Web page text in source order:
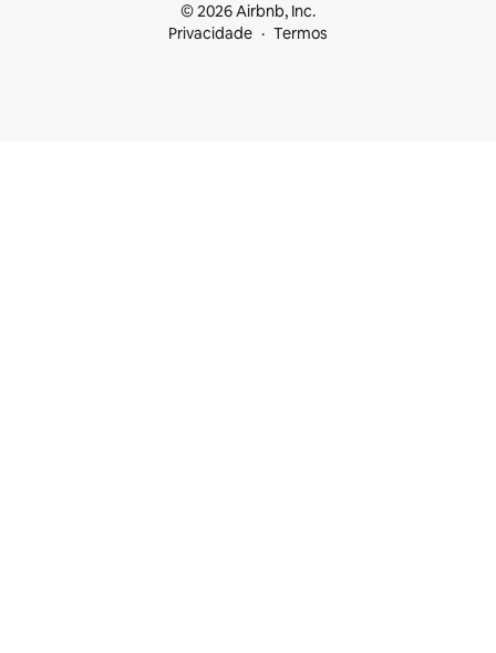
© 2026 Airbnb, Inc.
Privacidade
Termos